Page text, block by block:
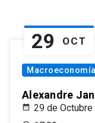
29 OCT
Macroeconomía
Alexandre
29 de